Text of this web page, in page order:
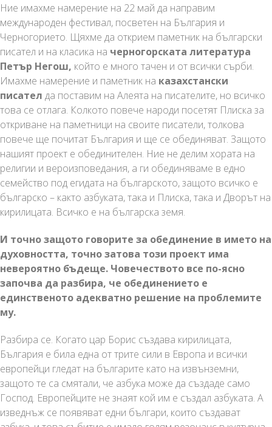
Ние имахме намерение на 22 май да направим
международен фестивал, посветен на България и
Черногорието. Щяхме да открием паметник на български
писател и на класика на черногорската литература
Петър Негош, който е много тачен и от всички сърби.
Имахме намерение и паметник на казахстански
писател да поставим на Алеята на писателите, но всичко
това се отлага. Колкото повече народи посетят Плиска за
откриване на паметници на своите писатели, толкова
повече ще почитат България и ще се обединяват. Защото
нашият проект е обединителен. Ние не делим хората на
религии и вероизповедания, а ги обединяваме в едно
семейство под егидата на българското, защото всичко е
българско – както азбуката, така и Плиска, така и Дворът на
кирилицата. Всичко е на българска земя.
И точно защото говорите за обединение в името на
духовността, точно затова този проект има
невероятно бъдеще. Човечеството все по-ясно
започва да разбира, че обединението е
единственото адекватно решение на проблемите
му.
Разбира се. Когато цар Борис създава кирилицата,
България е била една от трите сили в Европа и всички
европейци гледат на българите като на извънземни,
защото те са смятали, че азбука може да създаде само
Господ. Европейците не знаят кой им е създал азбуката. А
изведнъж се появяват едни българи, които създават